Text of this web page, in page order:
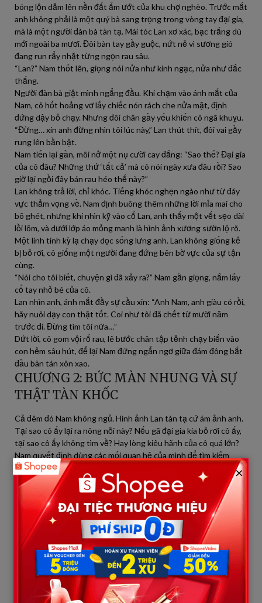
bóng lộn dẫm lên nền đất ẩm ướt của khu chợ nghèo. Trước mắt
anh không phải là một quý bà sang trọng trong vòng tay đại gia,
mà là một người đàn bà tàn tạ. Mái tóc Lan xơ xác, bạc trắng dù
mới ngoài ba mươi. Đôi bàn tay gầy guộc, nứt nẻ vì sương gió
đang run rẩy nhặt từng ngọn rau sâu.
“Lan?” Nam thốt lên, giọng nói nửa như kinh ngạc, nửa như đắc
thắng.
Người đàn bà giật mình ngẩng đầu. Khi chạm vào ánh mắt của
Nam, cô hốt hoảng vơ lấy chiếc nón rách che nửa mặt, định
đứng dậy bỏ chạy. Nhưng đôi chân gầy yếu khiến cô ngã khuỵu.
“Đừng… xin anh đừng nhìn tôi lúc này,” Lan thút thít, đôi vai gầy
rung lên bần bật.
Nam tiến lại gần, môi nở một nụ cười cay đắng: “Sao thế? Đại gia
của cô đâu? Những thứ ‘tất cả’ mà cô nói ngày xưa đâu rồi? Sao
giờ lại ngồi đây bán rau héo thế này?”
Lan không trả lời, chỉ khóc. Tiếng khóc nghẹn ngào như từ đáy
vực thẳm vọng về. Nam định buông thêm những lời mỉa mai cho
bõ ghét, nhưng khi nhìn kỹ vào cổ Lan, anh thấy một vết sẹo dài
lồi lõm, và dưới lớp áo mỏng manh là hình ảnh xương sườn lộ rõ.
Một linh tính kỳ lạ chạy dọc sống lưng anh. Lan không giống kẻ
bị bỏ rơi, cô giống một người đang đứng bên bờ vực của sự tận
cùng.
“Nói cho tôi biết, chuyện gì đã xảy ra?” Nam gằn giọng, nắm lấy
cổ tay nhỏ bé của cô.
Lan nhìn anh, ánh mắt đầy sự cầu xin: “Anh Nam, anh giàu có rồi,
hãy nuôi dạy con thật tốt. Coi như tôi đã chết từ mười năm
trước đi. Đừng tìm tôi nữa…”
Dứt lời, cô gom vội rổ rau, lê bước chân tập tễnh chạy biến vào
con hẻm sâu hút, để lại Nam đứng ngẩn ngơ giữa đám đông bắt
đầu bàn tán xôn xao.
CHƯƠNG 2: BỨC MÀN NHUNG VÀ SỰ
THẬT TÀN KHỐC
Cả đêm đó Nam không ngủ. Hình ảnh Lan tàn tạ cứ ám ảnh anh.
Tại sao cô ấy lại ra nông nỗi này? Nếu gã đại gia kia bỏ rơi cô ấy,
tại sao cô ấy không tìm về? Hay lòng kiêu hãnh của cô quá lớn?
Nam quyết định dùng các mối quan hệ của mình để tìm kiếm
tung tích về người đàn ông mười năm trước đã chở Lan đi.
Hóa ra, sự thật lại đơn giản đến mức đáng sợ. Gã đàn ông đó
chẳng phải đại gia nào cả. Đó là một tay lái xe thuê cho một dịch
vụ chở khách sang trọng. Thông tin về việc Lan đi theo đại gia là
một màn kịch được dàn dựng hoàn hảo. Manh mối đưa Nam tìm
đến một khu trọ xập xệ ở ngoại ô, nơi mùi thuốc bắc nồng nặc và
không khí ẩm thấp bao trùm.
Nam đạp cửa bước vào. Trong căn phòng chưa đầy mười mét
vuông, Lan đang nằm trên chiếc phản gỗ, hơi thở thoi thóp. Trên
bàn, ngoài những bọc thuốc lá rẻ tiền là một xấp ảnh cũ kỹ. Nam
cầm lên, tim anh như thắt lại: Đó là ảnh của anh và con trai trong
×